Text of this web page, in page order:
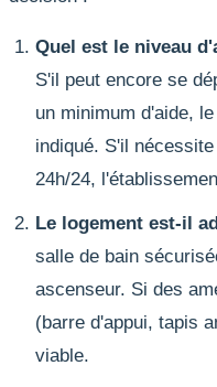
Quel est le niveau
S'il peut encore se
un minimum d'aide,
indiqué. S'il
24h/24,
Le logement est-il
salle de bain
ascenseur. Si des
(barre d'appui, tapis
viable.